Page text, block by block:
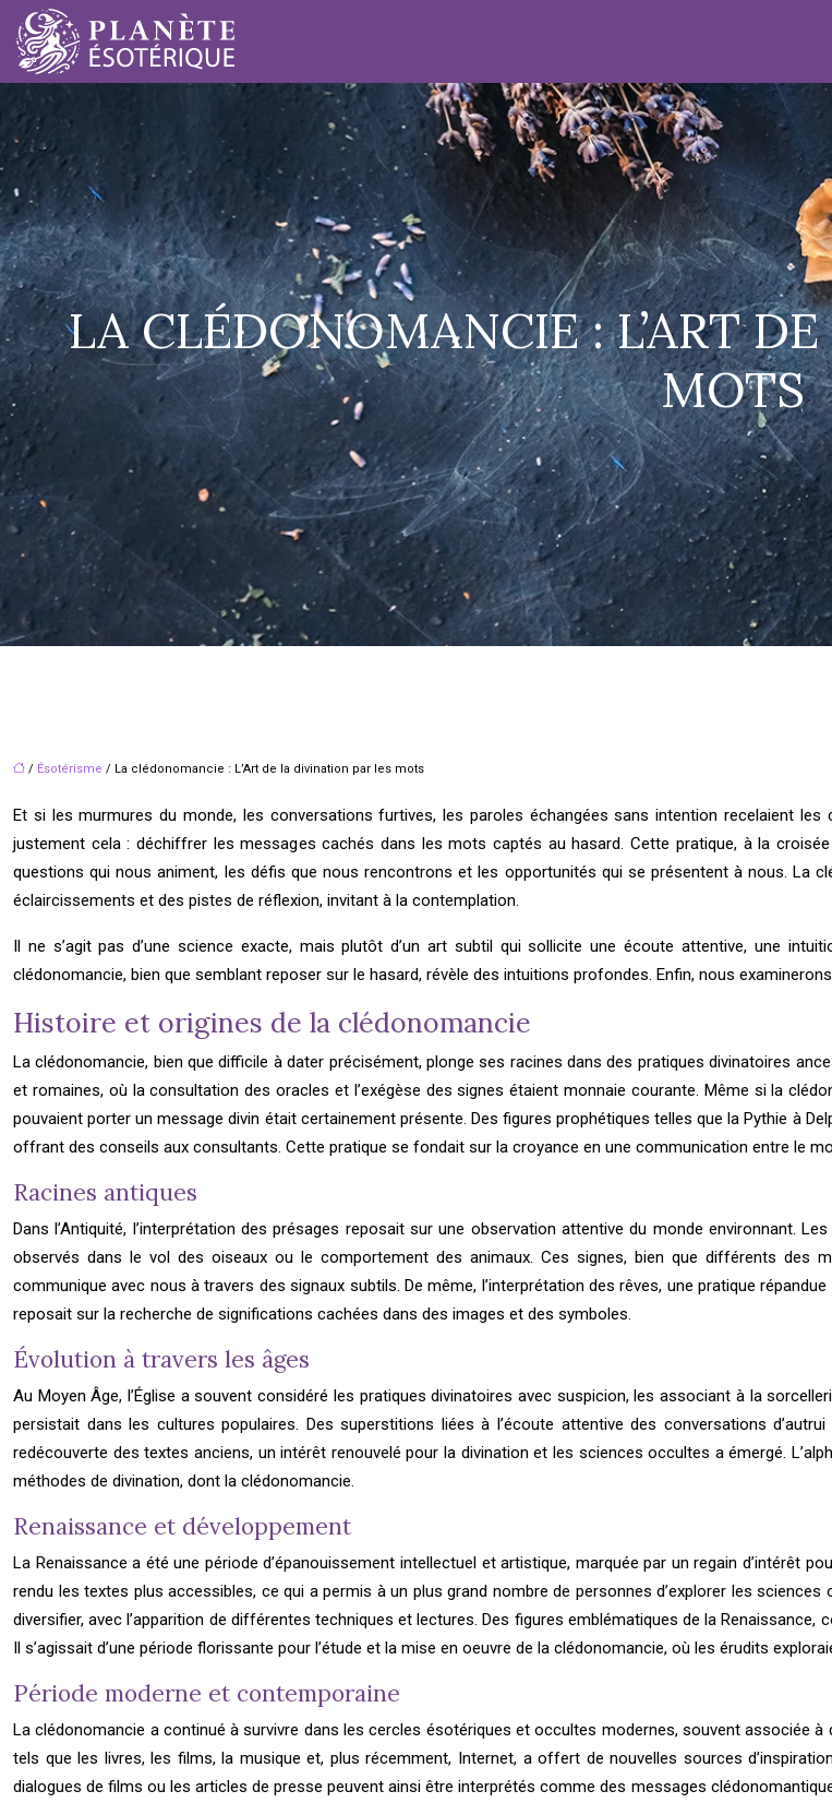
LA CLÉDONOMANCIE : L’ART
MOTS
/ Ésotérisme / La clédonomancie : L’Art de la divination par les mots
Et si les murmures du monde, les conversations furtives, les paroles échangées sans intention recelaient
justement cela : déchiffrer les messages cachés dans les mots captés au hasard. Cette pratique, à la
questions qui nous animent, les défis que nous rencontrons et les opportunités qui se présentent à nous. La
éclaircissements et des pistes de réflexion, invitant à la contemplation.
Il ne s’agit pas d’une science exacte, mais plutôt d’un art subtil qui sollicite une écoute attentive, une
clédonomancie, bien que semblant reposer sur le hasard, révèle des intuitions profondes. Enfin, nous
Histoire et origines de la clédonomancie
La clédonomancie, bien que difficile à dater précisément, plonge ses racines dans des pratiques divinatoires
et romaines, où la consultation des oracles et l’exégèse des signes étaient monnaie courante. Même si la
pouvaient porter un message divin était certainement présente. Des figures prophétiques telles que la Pythie à
offrant des conseils aux consultants. Cette pratique se fondait sur la croyance en une communication entre le
Racines antiques
Dans l’Antiquité, l’interprétation des présages reposait sur une observation attentive du monde environnant.
observés dans le vol des oiseaux ou le comportement des animaux. Ces signes, bien que différents des
communique avec nous à travers des signaux subtils. De même, l’interprétation des rêves, une pratique
reposait sur la recherche de significations cachées dans des images et des symboles.
Évolution à travers les âges
Au Moyen Âge, l’Église a souvent considéré les pratiques divinatoires avec suspicion, les associant à la
persistait dans les cultures populaires. Des superstitions liées à l’écoute attentive des conversations
redécouverte des textes anciens, un intérêt renouvelé pour la divination et les sciences occultes a émergé.
méthodes de divination, dont la clédonomancie.
Renaissance et développement
La Renaissance a été une période d’épanouissement intellectuel et artistique, marquée par un regain d’intérêt
rendu les textes plus accessibles, ce qui a permis à un plus grand nombre de personnes d’explorer les
diversifier, avec l’apparition de différentes techniques et lectures. Des figures emblématiques de la
Il s’agissait d’une période florissante pour l’étude et la mise en oeuvre de la clédonomancie, où les érudits
Période moderne et contemporaine
La clédonomancie a continué à survivre dans les cercles ésotériques et occultes modernes, souvent associée
tels que les livres, les films, la musique et, plus récemment, Internet, a offert de nouvelles sources
dialogues de films ou les articles de presse peuvent ainsi être interprétés comme des messages